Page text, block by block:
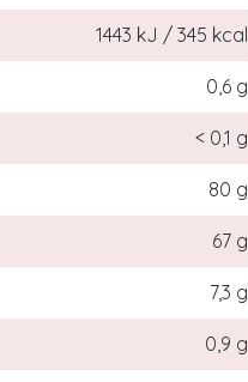
1443 kJ / 345 kcal
0,6 g
< 0,1 g
80 g
67 g
7,3 g
0,9 g